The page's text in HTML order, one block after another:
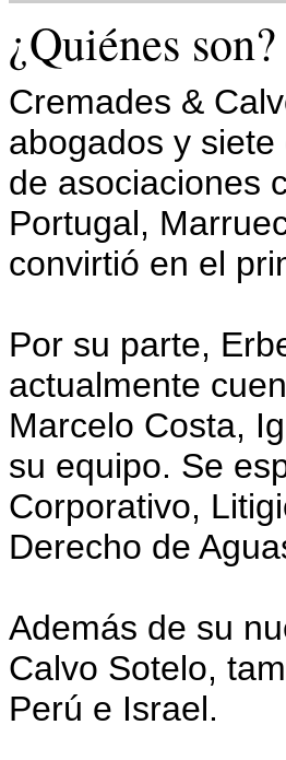
¿Quiénes son?
Cremades &
abogados y
de asociaciones
Portugal,
convirtió en el
Por su parte,
actualmente
Marcelo Costa,
su equipo. Se
Corporativo,
Derecho de
Además de su
Calvo Sotelo,
Perú e Israel.